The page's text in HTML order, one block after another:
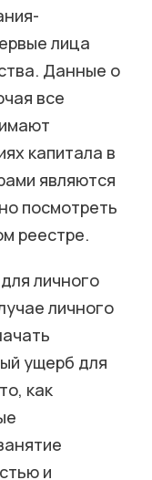
лица
Данные о
все
капитала в
являются
посмотреть
реестре.
личного
личного
ущерб для
как
и